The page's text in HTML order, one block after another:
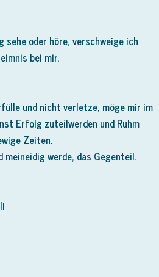
sehe oder höre, verschweige ich
bei mir.
und nicht verletze, möge mir im
Erfolg zuteilwerden und Ruhm
Zeiten.
werde, das Gegenteil.